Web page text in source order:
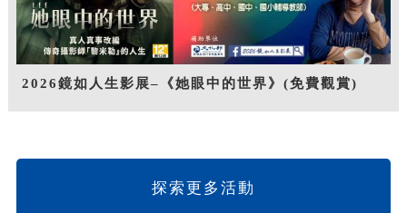
2026鏡如人生影展–《她眼中的世界》(免費觀賞)
探索更多活動